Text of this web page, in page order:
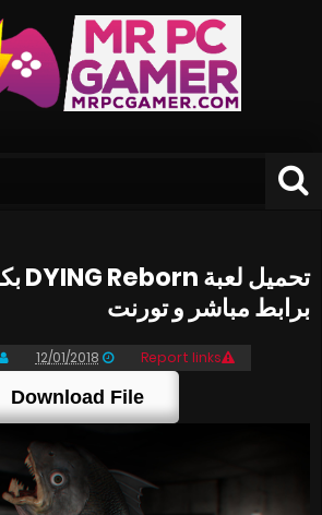
برابط مباشر و تورنت
12/01/2018 Report links
Download File